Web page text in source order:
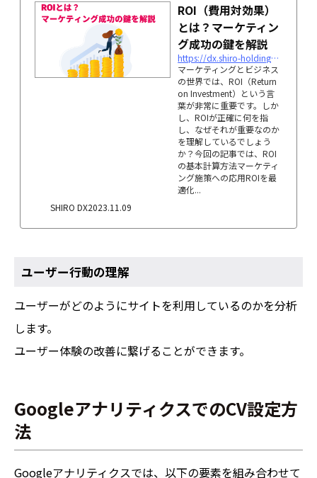
ROI（費用対効果）
とは？マーケティン
グ成功の鍵を解説
https://dx.shiro-holdings.co.jp/p173
マーケティングとビジネス
の世界では、ROI（Return
on Investment）という言
葉が非常に重要です。しか
し、ROIが正確に何を指
し、なぜそれが重要なのか
を理解しているでしょう
か？今回の記事では、ROI
の基本計算方法マーケティ
ング施策への応用ROIを最
適化...
SHIRO DX2023.11.09
ユーザー行動の理解
ユーザーがどのようにサイトを利用しているのかを分析
します。
ユーザー体験の改善に繋げることができます。
GoogleアナリティクスでのCV設定方
法
Googleアナリティクスでは、以下の要素を組み合わせて